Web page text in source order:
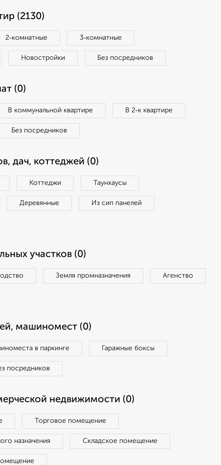
(2130)
2‑комнатные 3‑комнатные
Новостройки Без посредников
(0)
В коммунальной квартире В 2‑к квартире
Без посредников
дач, коттеджей (0)
Коттеджи Таунхаусы
Деревянные Из сип панелей
участков (0)
Земля промназначения Агенство
машиномест (0)
в паркинге Гаражные боксы
посредников
недвижимости (0)
Торговое помещение
назначения Складское помещение